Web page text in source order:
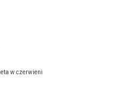
kontakt ze sprzedającym
w czerwieni